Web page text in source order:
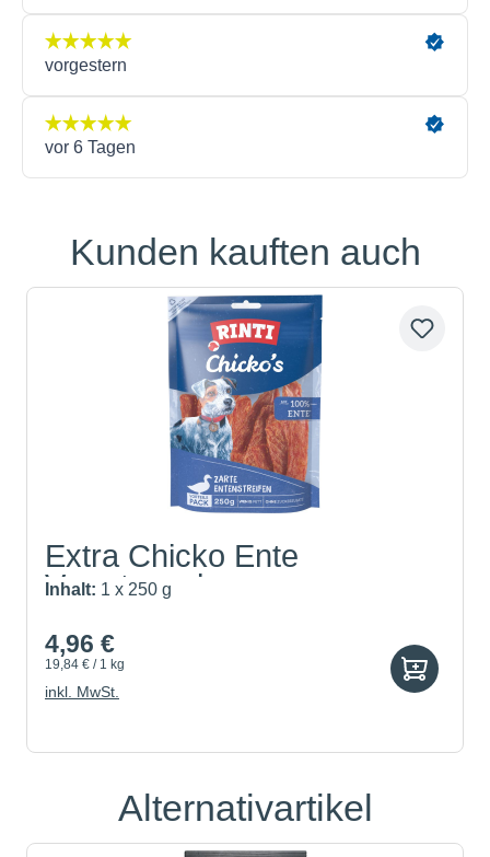
Produktgalerie überspringen
Kunden kauften auch
Extra Chicko Ente
Vorratspack
Inhalt: 1 x 250 g
4,96 €
19,84 € / 1 kg
inkl. MwSt.
Produktgalerie überspringen
Alternativartikel